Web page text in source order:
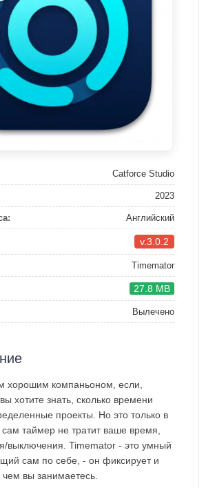
Catforce Studio
2023
Английский
v.3.0.2
Timemator
27.8 MB
Вылечено
хорошим компаньоном, если,
хотите знать, сколько времени
проекты. Но это только в
таймер не тратит ваше время,
выключения. Timemator - это умный
сам по себе, - он фиксирует и
чем вы занимаетесь.